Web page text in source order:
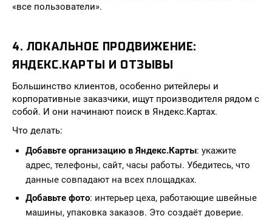
«все пользователи».
4. ЛОКАЛЬНОЕ ПРОДВИЖЕНИЕ:
ЯНДЕКС.КАРТЫ И ОТЗЫВЫ
Большинство клиентов, особенно ритейлеры и
корпоративные заказчики, ищут производителя рядом с
собой. И они начинают поиск в Яндекс.Картах.
Что делать:
Добавьте организацию в Яндекс.Карты: укажите
адрес, телефоны, сайт, часы работы. Убедитесь, что
данные совпадают на всех площадках.
Добавьте фото: интерьер цеха, работающие швейные
машины, упаковка заказов. Это создаёт доверие.